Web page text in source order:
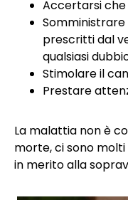
Accertarsi
prescritti dal
qualsiasi
Stimolare il
Prestare
La malattia non è
morte, ci sono
in merito alla